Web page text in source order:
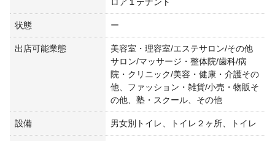
ロア１テナント
状態 ー
出店可能業態
美容室・理容室/エステサロン/その他
サロン/マッサージ・整体院/歯科/病
院・クリニック/美容・健康・介護その
他、ファッション・雑貨/小売・物販そ
の他、塾・スクール、その他
設備 男女別トイレ、トイレ２ヶ所、トイレ